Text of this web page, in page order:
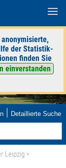
der Statistik-
finden Sie
einverstanden
| Detaillierte Suche
Leipzig >